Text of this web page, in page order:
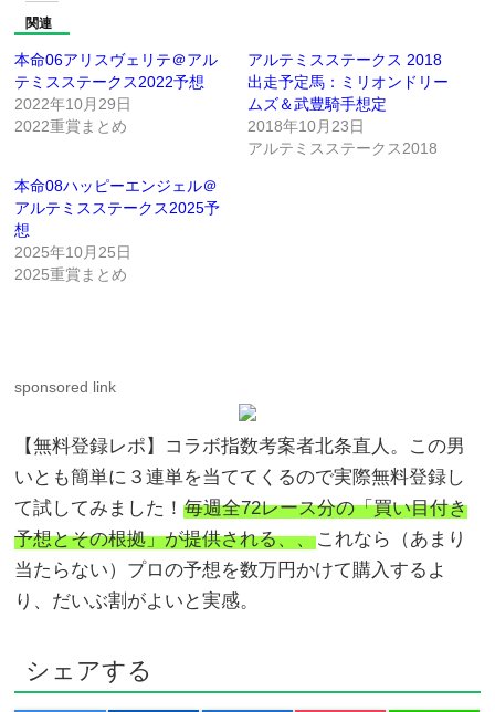
関連
本命06アリスヴェリテ＠アル
テミスステークス2022予想
2022年10月29日
2022重賞まとめ
アルテミスステークス 2018
出走予定馬：ミリオンドリー
ムズ＆武豊騎手想定
2018年10月23日
アルテミスステークス2018
本命08ハッピーエンジェル＠
アルテミスステークス2025予
想
2025年10月25日
2025重賞まとめ
sponsored link
【無料登録レポ】コラボ指数考案者北条直人。この男
いとも簡単に３連単を当ててくるので実際無料登録し
て試してみました！毎週全72レース分の「買い目付き
予想とその根拠」が提供される、、これなら（あまり
当たらない）プロの予想を数万円かけて購入するよ
り、だいぶ割がよいと実感。
シェアする